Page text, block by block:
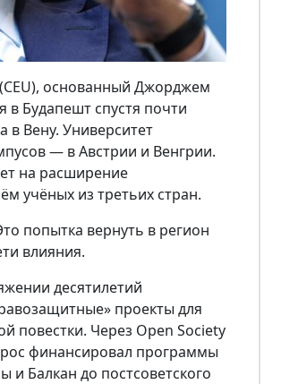
основанный Джорджем
в Будапешт спустя почти
в Вену. Университет
— в Австрии и Венгрии.
на расширение
учёных из третьих стран.
попытка вернуть в регион
влияния.
десятилетий
проекты для
повестки. Через Open Society
финансировал программы
и Балкан до постсоветского